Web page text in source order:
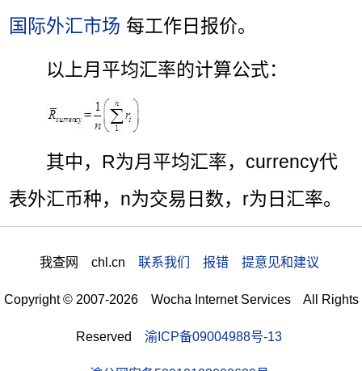
国际外汇市场 每工作日报价。
以上月平均汇率的计算公式：
其中，R为月平均汇率，currency代
表外汇币种，n为交易日数，r为日汇率。
我查网 chl.cn 联系我们 报错 提意见和建议
Copyright © 2007-2026 Wocha Internet Services All Rights
Reserved 渝ICP备09004988号-13